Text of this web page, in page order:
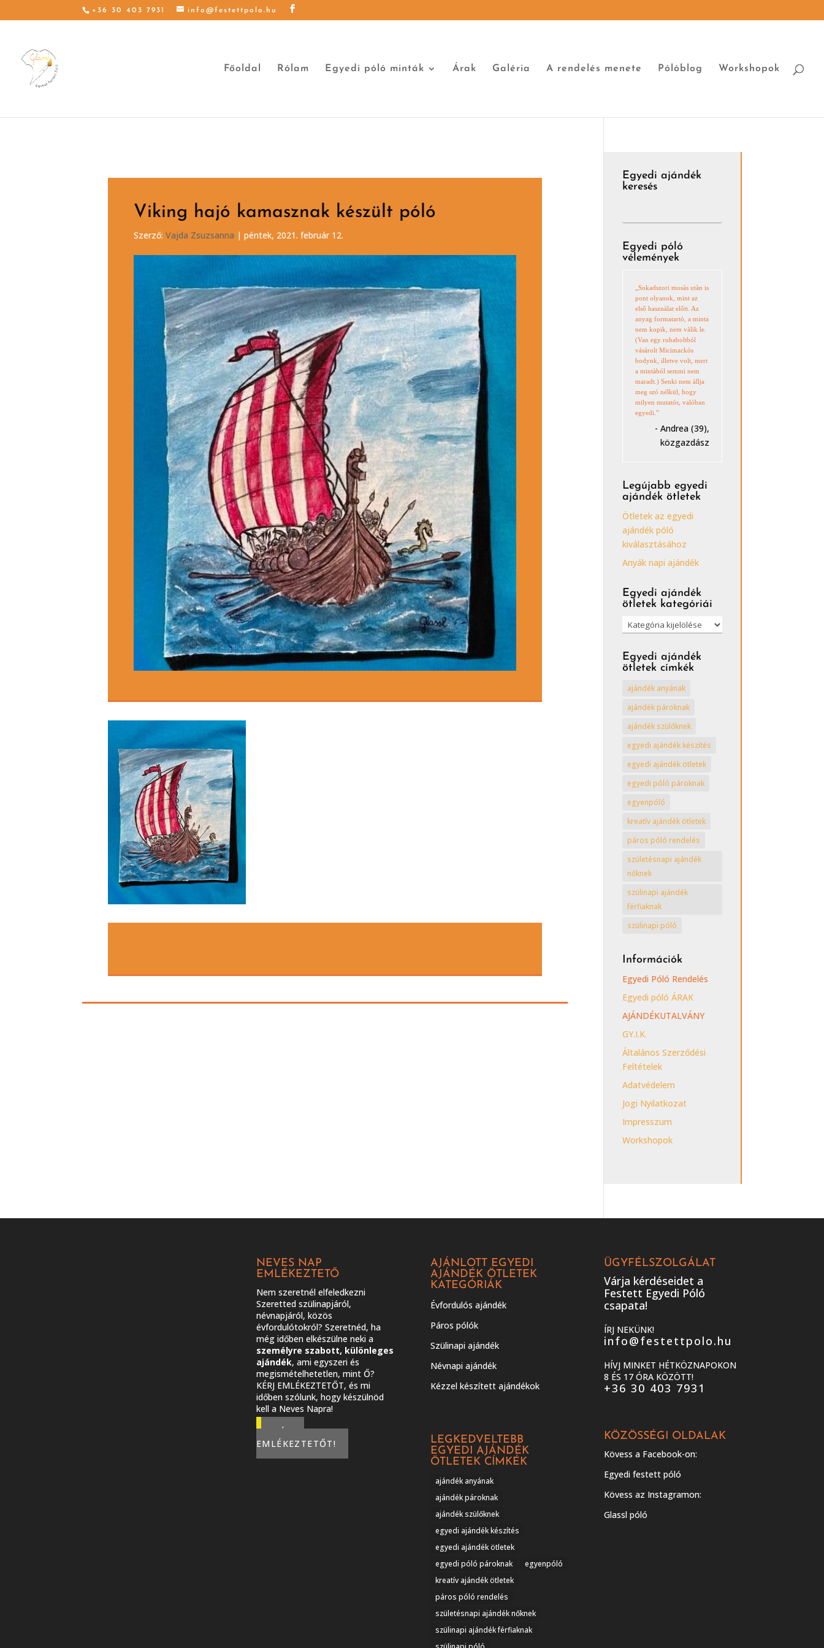
+36 30 403 7931 info@festettpolo.hu
Főoldal Rólam Egyedi póló minták Árak Galéria A rendelés menete Pólóblog Workshopok
Viking hajó kamasznak készült póló
Szerző:Vajda Zsuzsanna |péntek, 2021. február 12.
Egyedi ajándék
keresés
Egyedi póló
vélemények
„Sokadszori mosàs utàn is
pont olyanok, mint az
első hasznàlat előtt. Az
anyag formatartó, a minta
nem kopik, nem vàlik le.
(Van egy ruhaboltból
vásárolt Micimackós
bodynk, illetve volt, mert
a mintàból semmi nem
maradt.) Senki nem àllja
meg szó nélkül, hogy
milyen mutatós, valóban
egyedi.”
- Andrea (39),
közgazdász
Legújabb egyedi
ajándék ötletek
Ötletek az egyedi
ajándék póló
kiválasztásához
Anyák napi ajándék
Egyedi ajándék
ötletek kategóriái
Egyedi
ajándék
ötletek
kategóriái
Egyedi ajándék
ötletek címkék
ajándék anyának
ajándék pároknak
ajándék szülőknek
egyedi ajándék készítés
egyedi ajándék ötletek
egyedi póló pároknak
egyenpóló
kreatív ajándék ötletek
páros póló rendelés
születésnapi ajándék
nőknek
szülinapi ajándék
férfiaknak
szülinapi póló
Információk
Egyedi Póló Rendelés
Egyedi póló ÁRAK
AJÁNDÉKUTALVÁNY
GY.I.K.
Általános Szerződési
Feltételek
Adatvédelem
Jogi Nyilatkozat
Impresszum
Workshopok
NEVES NAP
EMLÉKEZTETŐ
Nem szeretnél elfeledkezni
Szeretted szülinapjáról,
névnapjáról, közös
évfordulótokról? Szeretnéd, ha
még időben elkészülne neki a
személyre szabott, különleges
ajándék, ami egyszeri és
megismételhetetlen, mint Ő?
KÉRJ EMLÉKEZTETŐT, és mi
időben szólunk, hogy készülnöd
kell a Neves Napra!
KÉREK
EMLÉKEZTETŐT!
AJÁNLOTT EGYEDI
AJÁNDÉK ÖTLETEK
KATEGÓRIÁK
Évfordulós ajándék
Páros pólók
Szülinapi ajándék
Névnapi ajándék
Kézzel készített ajándékok
LEGKEDVELTEBB
EGYEDI AJÁNDÉK
ÖTLETEK CÍMKÉK
ajándék anyának
ajándék pároknak
ajándék szülőknek
egyedi ajándék készítés
egyedi ajándék ötletek
egyedi póló pároknak
egyenpóló
kreatív ajándék ötletek
páros póló rendelés
születésnapi ajándék nőknek
szülinapi ajándék férfiaknak
ÜGYFÉLSZOLGÁLAT
Várja kérdéseidet a
Festett Egyedi Póló
csapata!
ÍRJ NEKÜNK!
info@festettpolo.hu
HÍVJ MINKET HÉTKÖZNAPOKON
8 ÉS 17 ÓRA KÖZÖTT!
+36 30 403 7931
KÖZÖSSÉGI OLDALAK
Kövess a Facebook-on:
Egyedi festett póló
Kövess az Instagramon:
Glassl póló